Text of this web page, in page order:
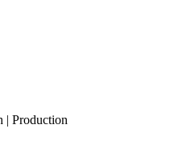
| Production